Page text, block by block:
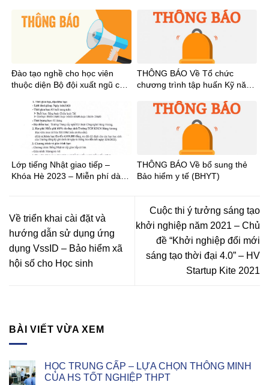
khích học tập học kỳ I năm học
Đào tạo nghề cho học viên
thuộc diện Bộ đội xuất ngũ có
THÔNG BÁO Về Tổ chức
chương trình tập huấn Kỹ năng
sinh năm 2023
Lớp tiếng Nhật giao tiếp –
Khóa Hè 2023 – Miễn phí dành
THÔNG BÁO Về bổ sung thẻ
Bảo hiểm y tế (BHYT)
Về triển khai cài đặt và
hướng dẫn sử dụng ứng
dụng VssID – Bảo hiểm xã
hội số cho Học sinh
Cuộc thi ý tưởng sáng tạo
khởi nghiệp năm 2021 – Chủ
đề “Khởi nghiệp đổi mới
sáng tạo thời đại 4.0” – HV
Startup Kite 2021
BÀI VIẾT VỪA XEM
HỌC TRUNG CẤP – LỰA CHỌN THÔNG MINH
CỦA HS TỐT NGHIỆP THPT